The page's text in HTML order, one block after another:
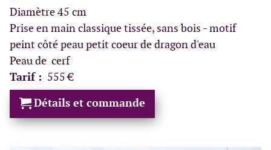
Diamètre 45 cm
Prise en main classique tissée, sans bois - motif
peint côté peau petit coeur de dragon d'eau
Peau de cerf
Tarif : 555 €
Détails et commande